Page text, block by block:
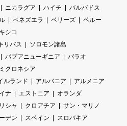
ニカラグア ハイチ
バルバドス
ベネズエラ ベリーズ
ペルー
シコ
リバス
ソロモン諸島
パプアニューギニア
パラオ
ミクロネシア
ルランド アルバニア
アルメニア
ナ エストニア
オランダ
シャ クロアチア
サン・マリノ
デン スペイン スロバキア